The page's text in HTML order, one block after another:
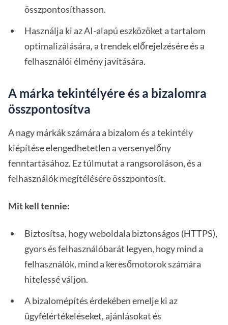
összpontosíthasson.
Használja ki az AI-alapú eszközöket a tartalom
optimalizálására, a trendek előrejelzésére és a
felhasználói élmény javítására.
A márka tekintélyére és a bizalomra
összpontosítva
A nagy márkák számára a bizalom és a tekintély
kiépítése elengedhetetlen a versenyelőny
fenntartásához. Ez túlmutat a rangsoroláson, és a
felhasználók megítélésére összpontosít.
Mit kell tennie:
Biztosítsa, hogy weboldala biztonságos (HTTPS),
gyors és felhasználóbarát legyen, hogy mind a
felhasználók, mind a keresőmotorok számára
hitelessé váljon.
A bizalomépítés érdekében emelje ki az
ügyfélértékeléseket, ajánlásokat és